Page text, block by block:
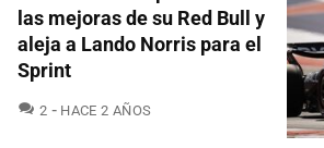
las mejoras de su Red Bull y
aleja a Lando Norris para el
Sprint
2 COMENTARIOS
HACE 2 AÑOS